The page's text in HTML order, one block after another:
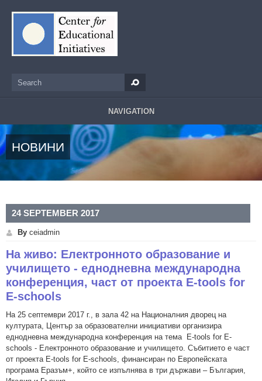
Search
NAVIGATION
НОВИНИ
24 SEPTEMBER 2017
By ceiadmin
На живо: Електронното образование и
училището - еднодневна международна
конференция, част от проекта E-tools for
E-schools
На 25 септември 2017 г., в зала 42 на Националния дворец на
културата, Център за образователни инициативи организира
еднодневна международна конференция на тема E-tools for E-
schools - Електронното образование и училището. Събитието е част
от проекта E-tools for E-schools, финансиран по Европейската
програма Еразъм+, който се изпълнява в три държави – България,